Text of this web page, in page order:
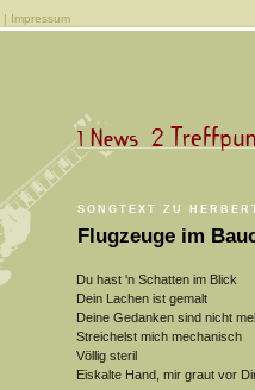
| Impressum
SONGTEXT ZU
Flugzeuge im
Du hast 'n Schatten im Blick
Dein Lachen ist gemalt
Deine Gedanken sind nicht
Streichelst mich mechanisch
Völlig steril
Eiskalte Hand, mir graut vor